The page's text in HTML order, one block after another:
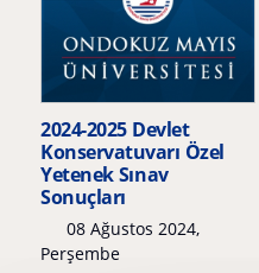
2024-2025 Devlet
Konservatuvarı Özel
Yetenek Sınav
Sonuçları
08 Ağustos 2024,
Perşembe